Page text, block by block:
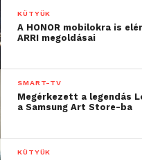
KÜTYÜK
A HONOR mobilokra is
ARRI megoldásai
SMART-TV
Megérkezett a legendás
a Samsung Art Store-ba
KÜTYÜK